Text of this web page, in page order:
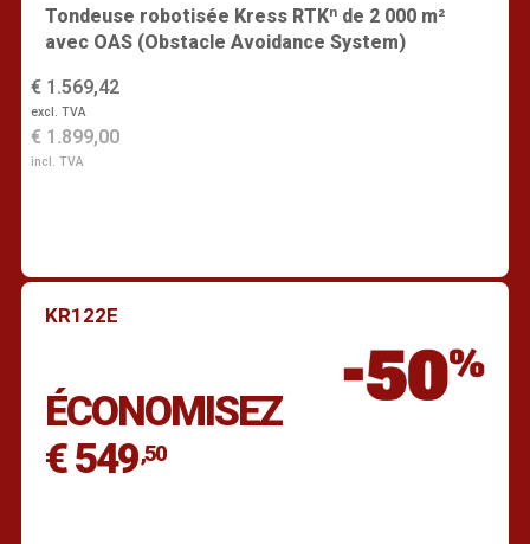
Tondeuse robotisée Kress RTKⁿ de 2 000 m²
avec OAS (Obstacle Avoidance System)
€ 1.569,42
excl. TVA
€ 1.899,00
incl. TVA
Trouver un revendeur
KR122E
ÉCONOMISEZ
€ 549,50